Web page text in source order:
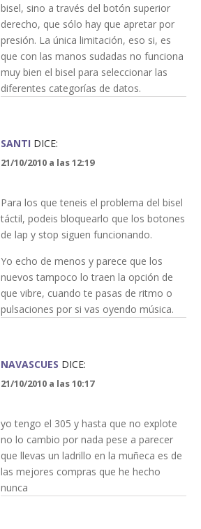
bisel, sino a través del botón superior
derecho, que sólo hay que apretar por
presión. La única limitación, eso si, es
que con las manos sudadas no funciona
muy bien el bisel para seleccionar las
diferentes categorías de datos.
SANTI DICE:
21/10/2010 a las 12:19
Para los que teneis el problema del bisel
táctil, podeis bloquearlo que los botones
de lap y stop siguen funcionando.
Yo echo de menos y parece que los
nuevos tampoco lo traen la opción de
que vibre, cuando te pasas de ritmo o
pulsaciones por si vas oyendo música.
NAVASCUES DICE:
21/10/2010 a las 10:17
yo tengo el 305 y hasta que no explote
no lo cambio por nada pese a parecer
que llevas un ladrillo en la muñeca es de
las mejores compras que he hecho
nunca